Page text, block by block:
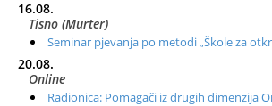
16.08.
Tisno (Murter)
Seminar pjevanja po metodi „Škole za
20.08.
Online
Radionica: Pomagači iz drugih dimenzija